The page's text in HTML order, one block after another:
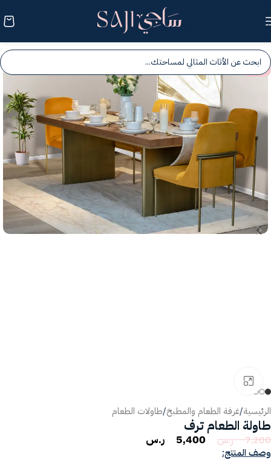
Skip to main content
-25%
الرئيسية/غرفة الطعام والمطبخ/طاولات الطعام
طاولة الطعام ترف
7,200 ر.س 5,400 ر.س
وصف المنتج: